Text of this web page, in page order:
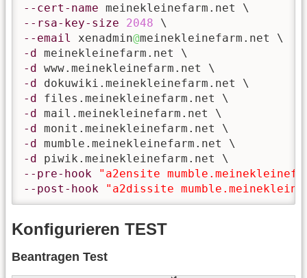
--cert-name
--rsa-key-size
2048
--email
xenadmin@
-d
-d
-d
-d
-d
-d
-d
-d
--pre-hook
"a2ensite
--post-hook
"a2dissite
Konfigurieren TEST
Beantragen Test